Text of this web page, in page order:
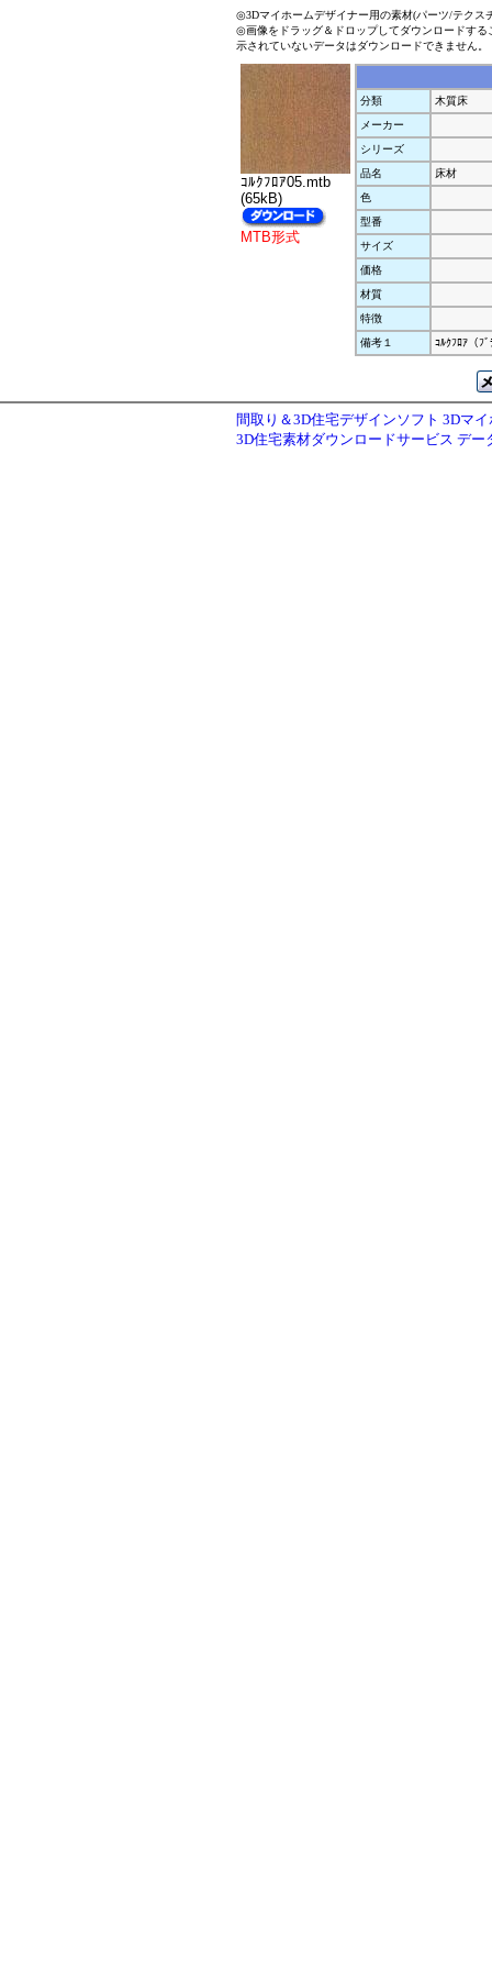
◎3Dマイホームデザイナー用の素材(パーツ/テクス
◎画像をドラッグ＆ドロップしてダウンロードす
示されていないデータはダウンロードできません。
ｺﾙｸﾌﾛｱ05.mtb
(65kB)
MTB形式
分類
木質床
メーカー
シリーズ
品名
床材
色
型番
サイズ
価格
材質
特徴
備考１
ｺﾙｸﾌﾛｱ（ﾌ
間取り＆3D住宅デザインソフト 3Dマ
3D住宅素材ダウンロードサービス デー